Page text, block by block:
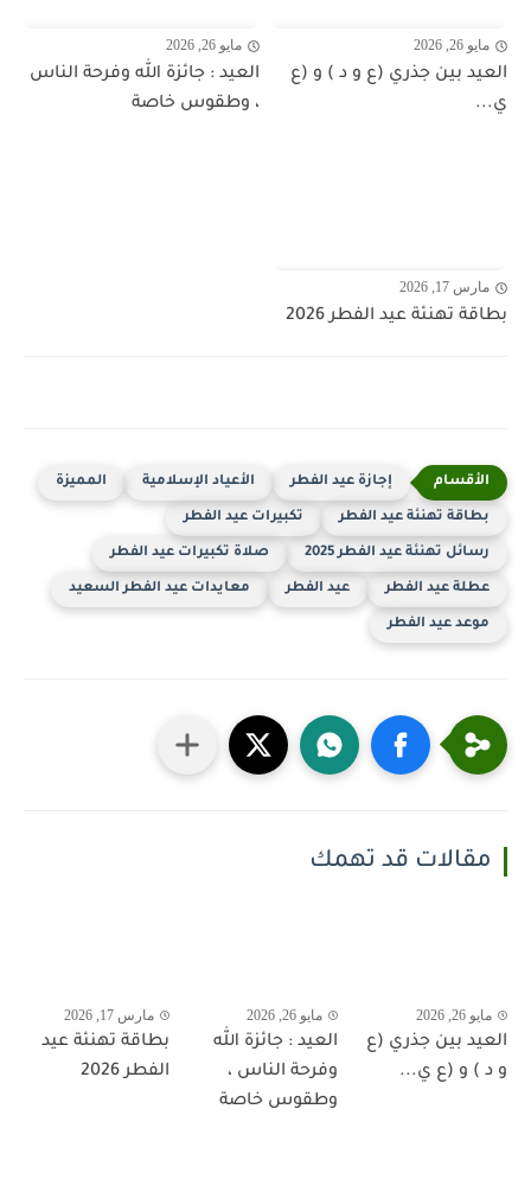
مايو 26, 2026
العيد بين جذري (ع و د ) و (ع
ي...
مايو 26, 2026
العيد : جائزة الله وفرحة الناس
، وطقوس خاصة
مارس 17, 2026
بطاقة تهنئة عيد الفطر 2026
إجازة عيد الفطر الأعياد الإسلامية المميزة
بطاقة تهنئة عيد الفطر تكبيرات عيد الفطر
رسائل تهنئة عيد الفطر 2025 صلاة تكبيرات عيد الفطر
عطلة عيد الفطر عيد الفطر معايدات عيد الفطر السعيد
موعد عيد الفطر
مقالات قد تهمك
مايو 26, 2026
العيد بين جذري (ع
و د ) و (ع ي...
مايو 26, 2026
العيد : جائزة الله
وفرحة الناس ،
وطقوس خاصة
مارس 17, 2026
بطاقة تهنئة عيد
الفطر 2026